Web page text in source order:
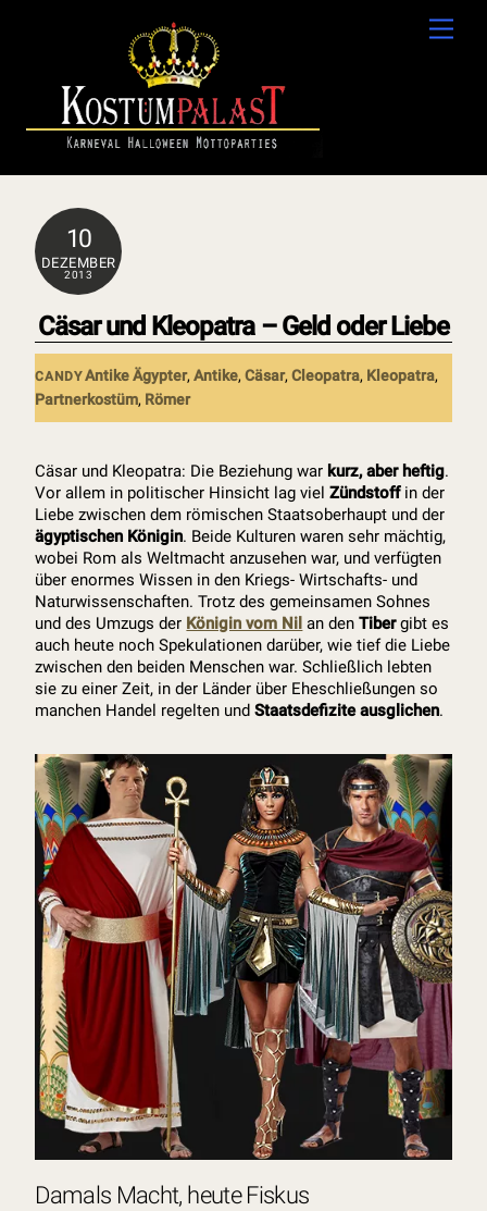
10
DEZEMBER
2013
Cäsar und Kleopatra – Geld oder Liebe
CANDY Antike Ägypter,Antike,Cäsar,Cleopatra, Kleopatra,
Partnerkostüm, Römer
Cäsar und Kleopatra: Die Beziehung war kurz, aber heftig.
Vor allem in politischer Hinsicht lag vielZündstoffin der
Liebe zwischen dem römischen Staatsoberhaupt und der
ägyptischen Königin. Beide Kulturen waren sehr mächtig,
wobei Rom als Weltmacht anzusehen war, und verfügten
über enormes Wissen in den Kriegs- Wirtschafts- und
Naturwissenschaften. Trotz des gemeinsamen Sohnes
und des Umzugs der Königin vom Nil an denTibergibt es
auch heute noch Spekulationen darüber, wie tief die Liebe
zwischen den beiden Menschen war. Schließlich lebten
sie zu einer Zeit, in der Länder über Eheschließungen so
manchen Handel regelten undStaatsdefizite ausglichen.
Damals Macht, heute Fiskus